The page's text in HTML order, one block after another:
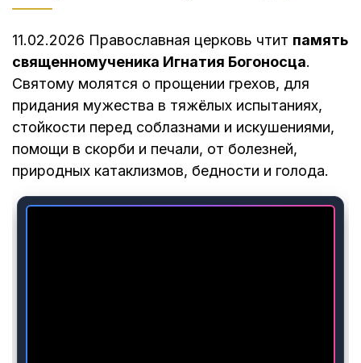
11.02.2026 Православная церковь чтит память
священномученика Игнатия Богоносца.
Святому молятся о прощении грехов, для
придания мужества в тяжёлых испытаниях,
стойкости перед соблазнами и искушениями,
помощи в скорби и печали, от болезней,
природных катаклизмов, бедности и голода.